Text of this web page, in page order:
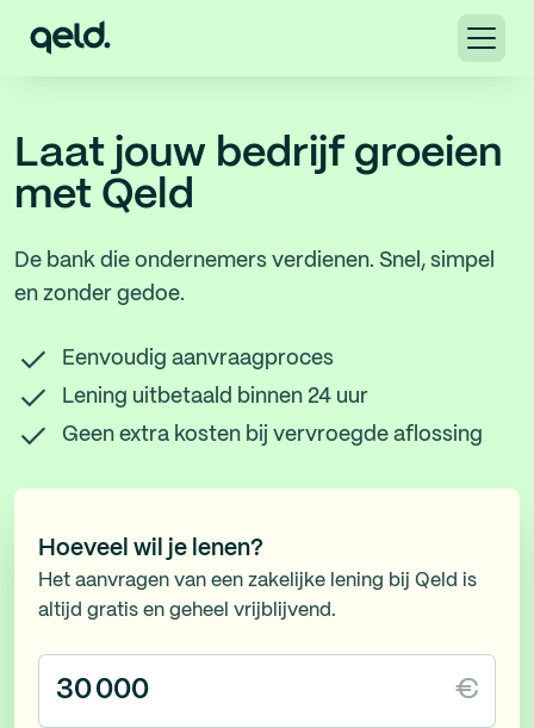
Laat jouw bedrijf groeien
met Qeld
De bank die ondernemers verdienen. Snel, simpel
en zonder gedoe.
Eenvoudig aanvraagproces
Lening uitbetaald binnen 24 uur
Geen extra kosten bij vervroegde aflossing
Hoeveel wil je lenen?
Het aanvragen van een zakelijke lening bij Qeld is
altijd gratis en geheel vrijblijvend.
€